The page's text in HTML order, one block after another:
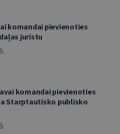
komandai pievienoties
juristu
komandai pievienoties
Starptautisko publisko